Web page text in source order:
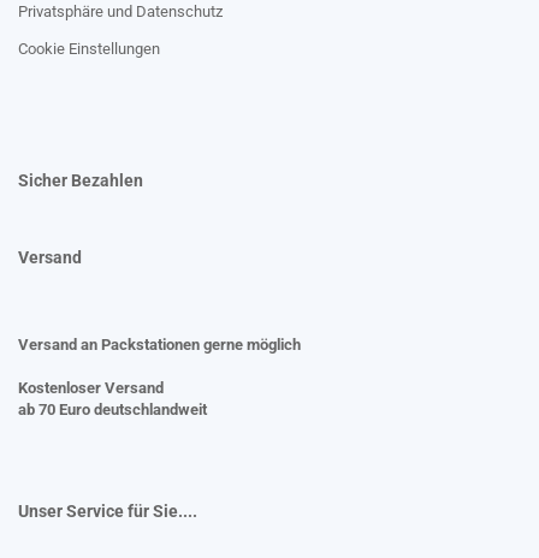
Privatsphäre und Datenschutz
Cookie Einstellungen
Sicher Bezahlen
Versand
Versand an Packstationen gerne möglich
Kostenloser Versand
ab 70 Euro deutschlandweit
Unser Service für Sie....